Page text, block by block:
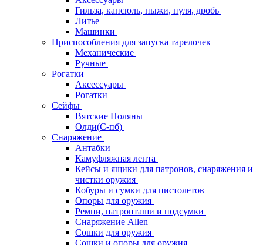
Гильза, капсюль, пыжи, пуля, дробь
Литье
Машинки
Приспособления для запуска тарелочек
Механические
Ручные
Рогатки
Аксессуары
Рогатки
Сейфы
Вятские Поляны
Олди(С-пб)
Снаряжение
Антабки
Камуфляжная лента
Кейсы и ящики для патронов, снаряжения и
чистки оружия
Кобуры и сумки для пистолетов
Опоры для оружия
Ремни, патронташи и подсумки
Снаряжение Allen
Сошки для оружия
Сошки и опоры для оружия